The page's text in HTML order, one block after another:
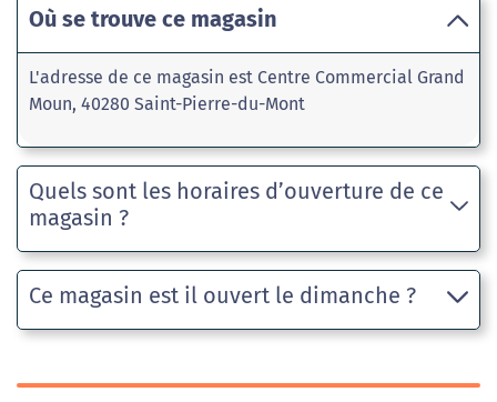
Où se trouve ce magasin
L'adresse de ce magasin est Centre Commercial Grand
Moun, 40280 Saint-Pierre-du-Mont
Quels sont les horaires d’ouverture de ce
magasin ?
Ce magasin est il ouvert le dimanche ?